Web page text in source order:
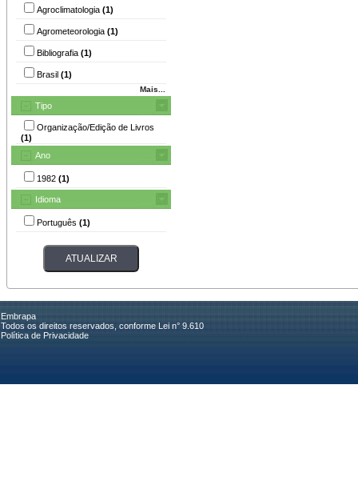
Agroclimatologia (1)
Agrometeorologia (1)
Bibliografia (1)
Brasil (1)
Mais...
Tipo
Organização/Edição de Livros
(1)
Ano
1982 (1)
Idioma
Português (1)
Embrapa
Todos os direitos reservados, conforme Lei n° 9.610
Política de Privacidade